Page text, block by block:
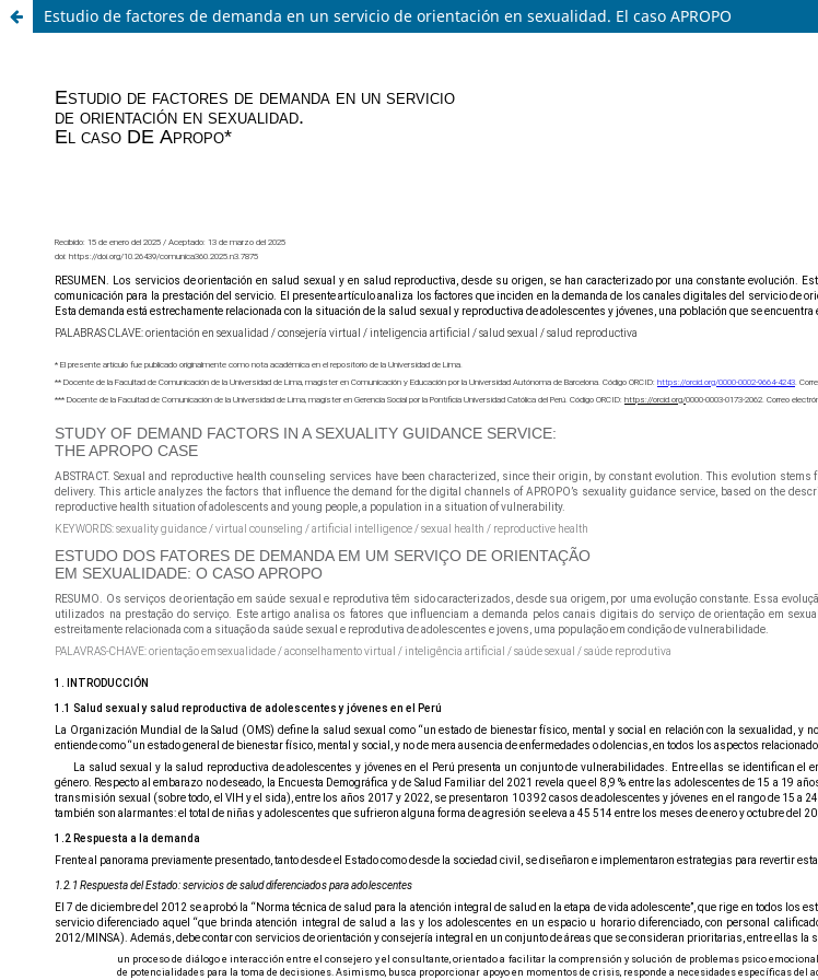
Estudio de factores de demanda en un servicio de orientación en sexualidad. El caso APROPO